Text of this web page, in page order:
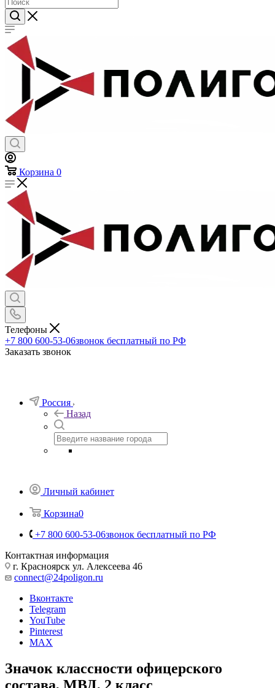
Корзина 0
Телефоны
+7 800 600-53-06звонок бесплатный по РФ
Заказать звонок
Россия
Назад
Личный кабинет
Корзина0
+7 800 600-53-06звонок бесплатный по РФ
Контактная информация
г. Красноярск ул. Алексеева 46
connect@24poligon.ru
Вконтакте
Telegram
YouTube
Pinterest
MAX
Значок классности офицерского